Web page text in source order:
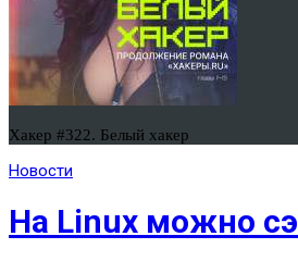
Хакер #322. Белый хакер
Новости
На Linux можно